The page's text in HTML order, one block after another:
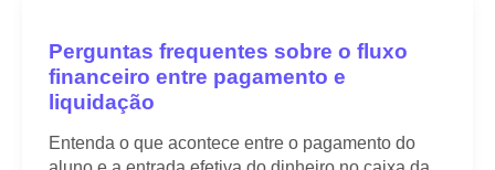
Perguntas frequentes sobre o fluxo
financeiro entre pagamento e
liquidação
Entenda o que acontece entre o pagamento do